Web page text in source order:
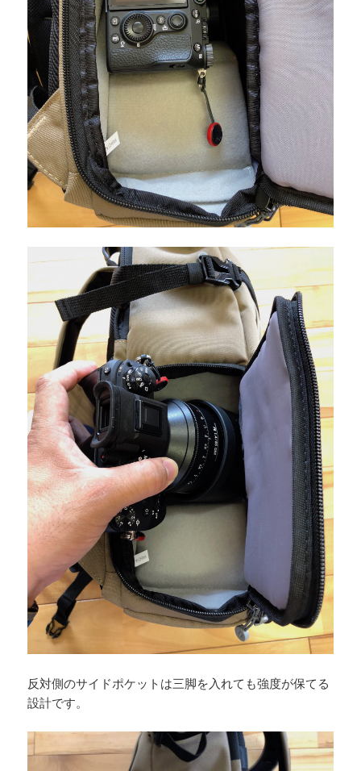
反対側のサイドポケットは三脚を入れても強度が保てる
設計です。